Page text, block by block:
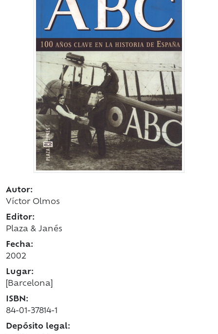
Autor:
Víctor Olmos
Editor:
Plaza & Janés
Fecha:
2002
Lugar:
[Barcelona]
ISBN:
84-01-37814-1
Depósito legal: